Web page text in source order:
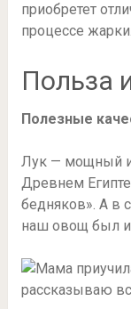
приобретет
процессе жарки.
Польза
Полезные
Лук — мощный
Древнем
бедняков». А в
наш овощ был и